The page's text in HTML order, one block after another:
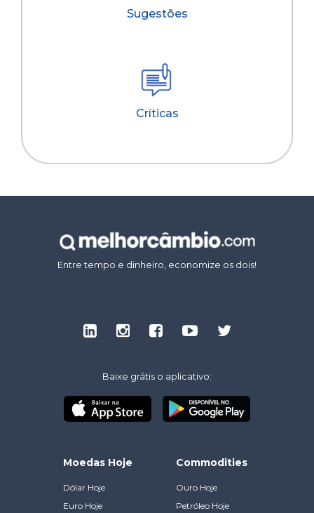
Sugestões
Críticas
Entre tempo e dinheiro, economize os dois!
Baixe grátis o aplicativo:
Moedas Hoje
Dólar Hoje
Euro Hoje
Commodities
Ouro Hoje
Petróleo Hoje